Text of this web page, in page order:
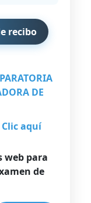
recibo
DE
aquí
web para
de